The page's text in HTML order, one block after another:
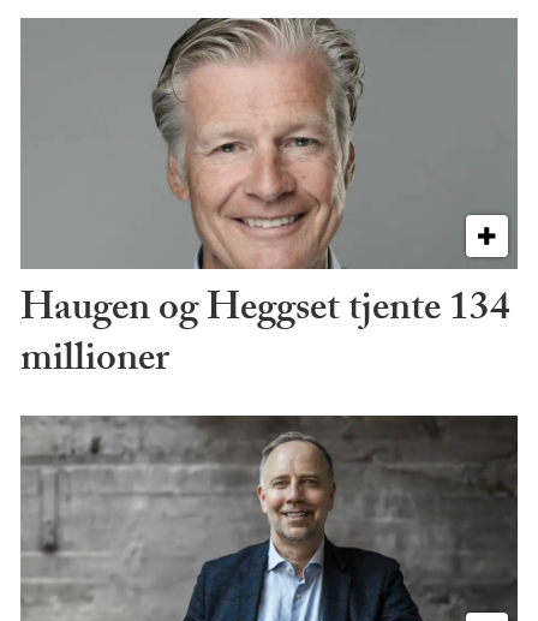
Haugen og Heggset tjente 134
millioner